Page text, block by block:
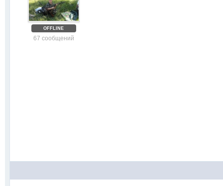
OFFLINE
67 сообщений